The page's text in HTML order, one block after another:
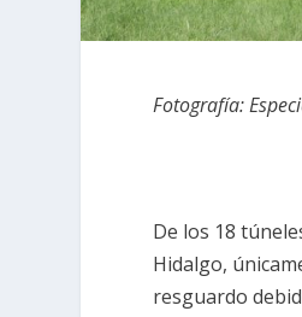
Fotografía:
De los 18
Hidalgo,
resguardo